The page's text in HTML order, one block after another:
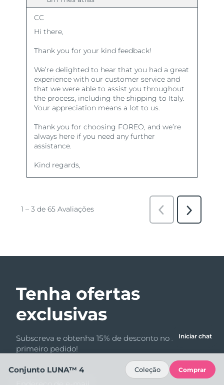
Tenha ofertas
exclusivas
Subscreva e obtenha 15% de desconto no seu
primeiro pedido!
Iniciar chat
Conjunto LUNA™ 4 Coleção Comprar